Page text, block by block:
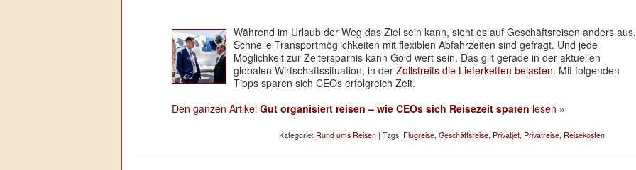
Während im Urlaub der Weg das Ziel sein kann, sieht es auf Geschäftsreisen anders aus.
Schnelle Transportmöglichkeiten mit flexiblen Abfahrzeiten sind gefragt. Und jede
Möglichkeit zur Zeitersparnis kann Gold wert sein. Das gilt gerade in der aktuellen
globalen Wirtschaftssituation, in der Zollstreits die Lieferketten belasten. Mit folgenden
Tipps sparen sich CEOs erfolgreich Zeit.
Den ganzen Artikel Gut organisiert reisen – wie CEOs sich Reisezeit sparen lesen »
Kategorie: Rund ums Reisen | Tags: Flugreise, Geschäftsreise, Privatjet, Privatreise, Reisekosten